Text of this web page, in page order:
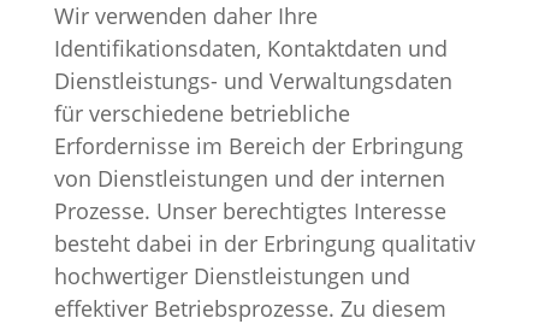
Wir verwenden daher Ihre
Identifikationsdaten, Kontaktdaten und
Dienstleistungs- und Verwaltungsdaten
für verschiedene betriebliche
Erfordernisse im Bereich der Erbringung
von Dienstleistungen und der internen
Prozesse. Unser berechtigtes Interesse
besteht dabei in der Erbringung qualitativ
hochwertiger Dienstleistungen und
effektiver Betriebsprozesse. Zu diesem